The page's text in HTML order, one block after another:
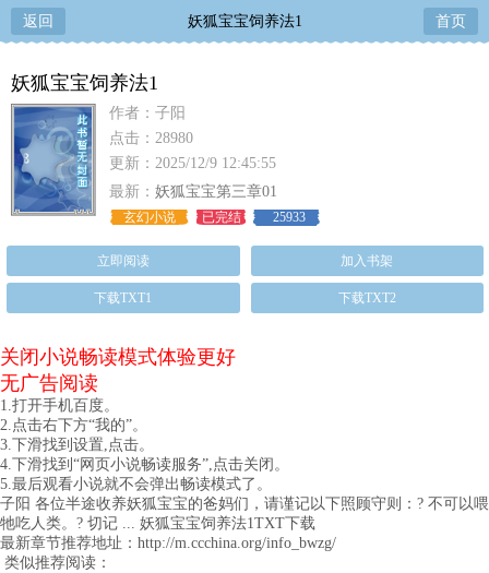
返回 妖狐宝宝饲养法1 首页
妖狐宝宝饲养法1
作者：子阳
点击：28980
更新：2025/12/9 12:45:55
最新： 妖狐宝宝第三章01
玄幻小说 已完结 25933
立即阅读 加入书架
下载TXT1 下载TXT2
关闭小说畅读模式体验更好
无广告阅读
1.打开手机百度。
2.点击右下方“我的”。
3.下滑找到设置,点击。
4.下滑找到“网页小说畅读服务”,点击关闭。
5.最后观看小说就不会弹出畅读模式了。
子阳 各位半途收养妖狐宝宝的爸妈们，请谨记以下照顾守则：? 不可以喂
牠吃人类。? 切记 ... 妖狐宝宝饲养法1TXT下载
最新章节推荐地址：http://m.ccchina.org/info_bwzg/
类似推荐阅读：